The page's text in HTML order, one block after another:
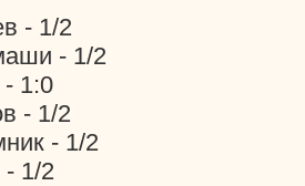
- 1/2
- 1/2
1:0
- 1/2
- 1/2
1/2